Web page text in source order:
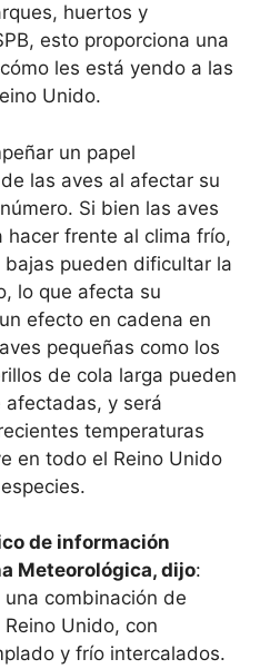
huertos y
esto proporciona una
les está yendo a las
Unido.
un papel
las aves al afectar su
Si bien las aves
frente al clima frío,
pueden dificultar la
lo que afecta su
efecto en cadena en
pequeñas como los
de cola larga pueden
y será
temperaturas
en todo el Reino Unido
de información
Meteorológica, dijo:
una combinación de
Unido, con
y frío intercalados.